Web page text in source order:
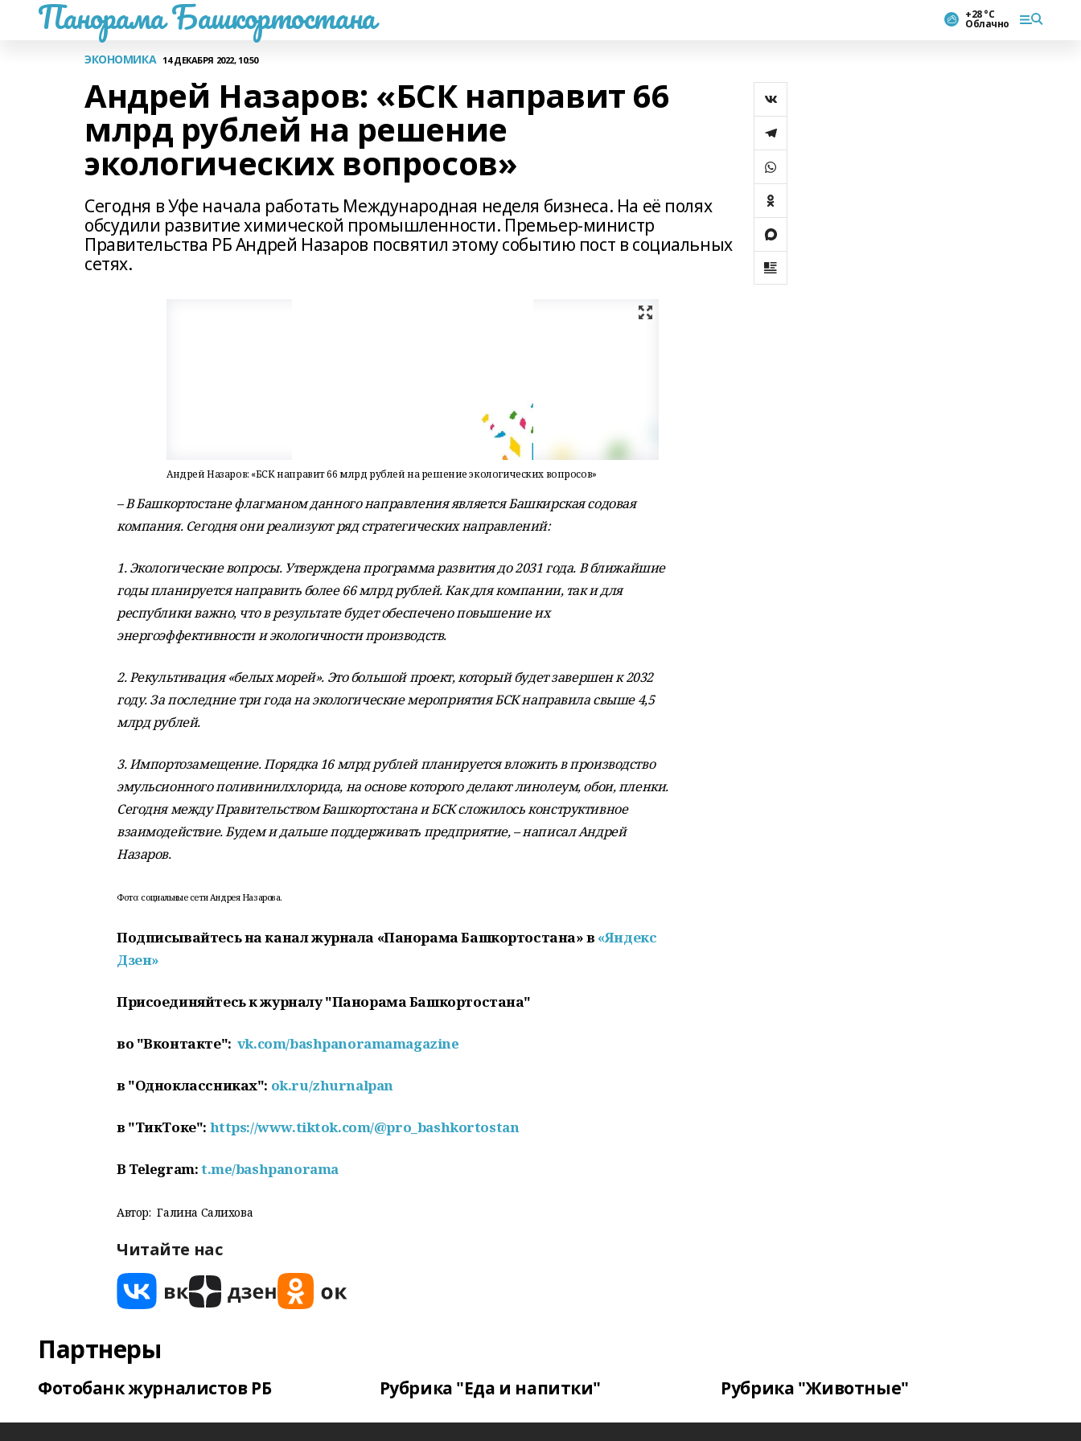
Панорама Башкортостана +28 °С
Облачно
ЭКОНОМИКА 14 ДЕКАБРЯ 2022, 10:50
Андрей Назаров: «БСК направит 66
млрд рублей на решение
экологических вопросов»
Сегодня в Уфе начала работать Международная неделя бизнеса. На её полях
обсудили развитие химической промышленности. Премьер-министр
Правительства РБ Андрей Назаров посвятил этому событию пост в социальных
сетях.
Андрей Назаров: «БСК направит 66 млрд рублей на решение экологических вопросов»
– В Башкортостане флагманом данного направления является Башкирская содовая
компания. Сегодня они реализуют ряд стратегических направлений:
1. Экологические вопросы. Утверждена программа развития до 2031 года. В ближайшие
годы планируется направить более 66 млрд рублей. Как для компании, так и для
республики важно, что в результате будет обеспечено повышение их
энергоэффективности и экологичности производств.
2. Рекультивация «белых морей». Это большой проект, который будет завершен к 2032
году. За последние три года на экологические мероприятия БСК направила свыше 4,5
млрд рублей.
3. Импортозамещение. Порядка 16 млрд рублей планируется вложить в производство
эмульсионного поливинилхлорида, на основе которого делают линолеум, обои, пленки.
Сегодня между Правительством Башкортостана и БСК сложилось конструктивное
взаимодействие. Будем и дальше поддерживать предприятие, – написал Андрей
Назаров.
Фото: социальные сети Андрея Назарова.
Подписывайтесь на канал журнала «Панорама Башкортостана» в «Яндекс
Дзен»
Присоединяйтесь к журналу "Панорама Башкортостана"
во "Вконтакте": vk.com/bashpanoramamagazine
в "Одноклассниках": ok.ru/zhurnalpan
в "ТикТоке": https://www.tiktok.com/@pro_bashkortostan
В Telegram:t.me/bashpanorama
Автор: Галина Салихова
Читайте нас
Партнеры
Фотобанк журналистов РБ Рубрика "Еда и напитки" Рубрика "Животные"